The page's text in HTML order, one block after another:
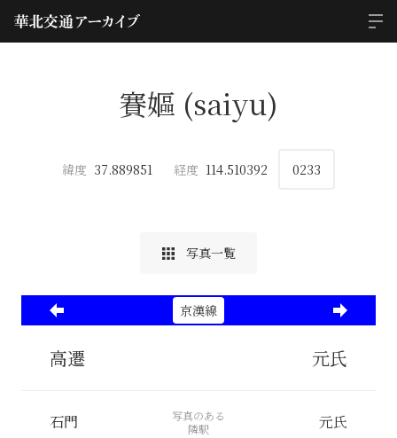
賽嫗 (saiyu)
緯度 37.889851 経度 114.510392 0233
写真一覧
京漢線
高遷 元氏
石門
写真のある
隣駅
元氏